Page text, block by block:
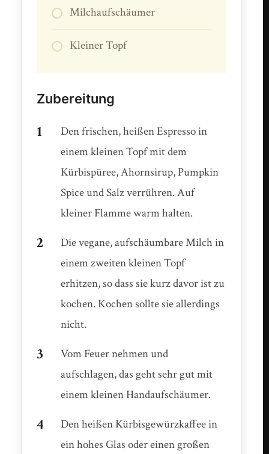
Milchaufschäumer
Kleiner Topf
Zubereitung
Den frischen, heißen Espresso in
einem kleinen Topf mit dem
Kürbispüree, Ahornsirup, Pumpkin
Spice und Salz verrühren. Auf
kleiner Flamme warm halten.
Die vegane, aufschäumbare Milch in
einem zweiten kleinen Topf
erhitzen, so dass sie kurz davor ist zu
kochen. Kochen sollte sie allerdings
nicht.
Vom Feuer nehmen und
aufschlagen, das geht sehr gut mit
einem kleinen Handaufschäumer.
Den heißen Kürbisgewürzkaffee in
ein hohes Glas oder einen großen